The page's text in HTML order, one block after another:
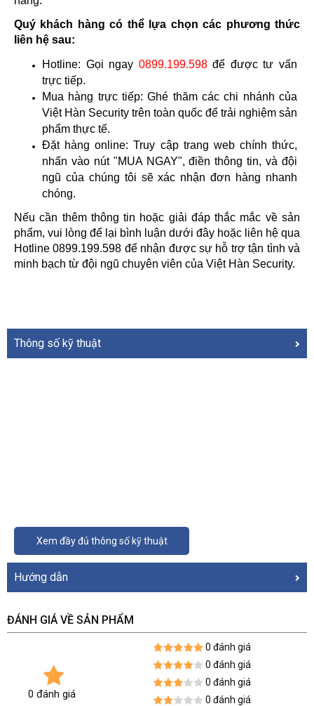
Quý khách hàng có thể lựa chọn các phương thức
liên hệ sau:
Hotline: Gọi ngay 0899.199.598 để được tư vấn
trực tiếp.
Mua hàng trực tiếp: Ghé thăm các chi nhánh của
Việt Hàn Security trên toàn quốc để trải nghiệm sản
phẩm thực tế.
Đặt hàng online: Truy cập trang web chính thức,
nhấn vào nút "MUA NGAY", điền thông tin, và đội
ngũ của chúng tôi sẽ xác nhận đơn hàng nhanh
chóng.
Nếu cần thêm thông tin hoặc giải đáp thắc mắc về sản
phẩm, vui lòng để lại bình luận dưới đây hoặc liên hệ qua
Hotline 0899.199.598 để nhận được sự hỗ trợ tận tình và
minh bạch từ đội ngũ chuyên viên của Việt Hàn Security.
Thông số kỹ thuật
Xem đầy đủ thông số kỹ thuật
Hướng dẫn
ĐÁNH GIÁ VỀ SẢN PHẨM
0 đánh giá
0 đánh giá
0 đánh giá
0 đánh giá
0 đánh giá